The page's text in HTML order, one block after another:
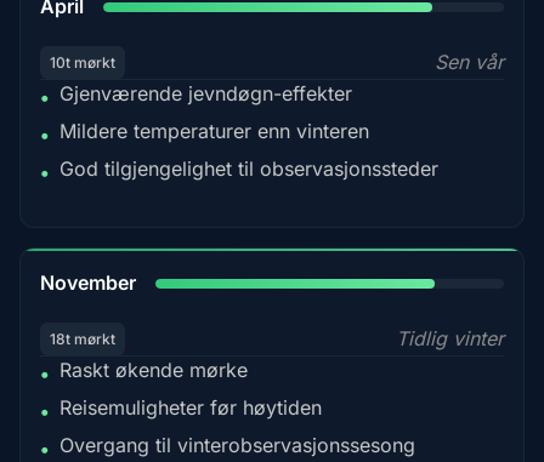
April
10t mørkt
Sen vår
• Gjenværende jevndøgn-effekter
• Mildere temperaturer enn vinteren
• God tilgjengelighet til observasjonssteder
November
18t mørkt
Tidlig vinter
• Raskt økende mørke
• Reisemuligheter før høytiden
• Overgang til vinterobservasjonssesong